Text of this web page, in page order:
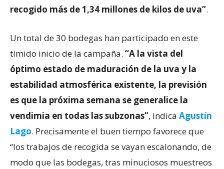
recogido más de 1,34 millones de kilos de uva”.
Un total de 30 bodegas han participado en este
tímido inicio de la campaña. “A la vista del
óptimo estado de maduración de la uva y la
estabilidad atmosférica existente, la previsión
es que la próxima semana se generalice la
vendimia en todas las subzonas”, indica Agustín
Lago. Precisamente el buen tiempo favorece que
“los trabajos de recogida se vayan escalonando, de
modo que las bodegas, tras minuciosos muestreos